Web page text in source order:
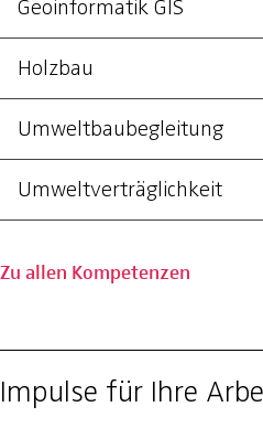
Geoinformatik GIS
Holzbau
Umweltbaubegleitung
Umweltverträglichkeit
Zu allen Kompetenzen
Impulse für Ihre